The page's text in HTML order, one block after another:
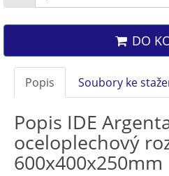
DO
Popis Soubory ke
Popis IDE
oceloplechový
600x400x250mm